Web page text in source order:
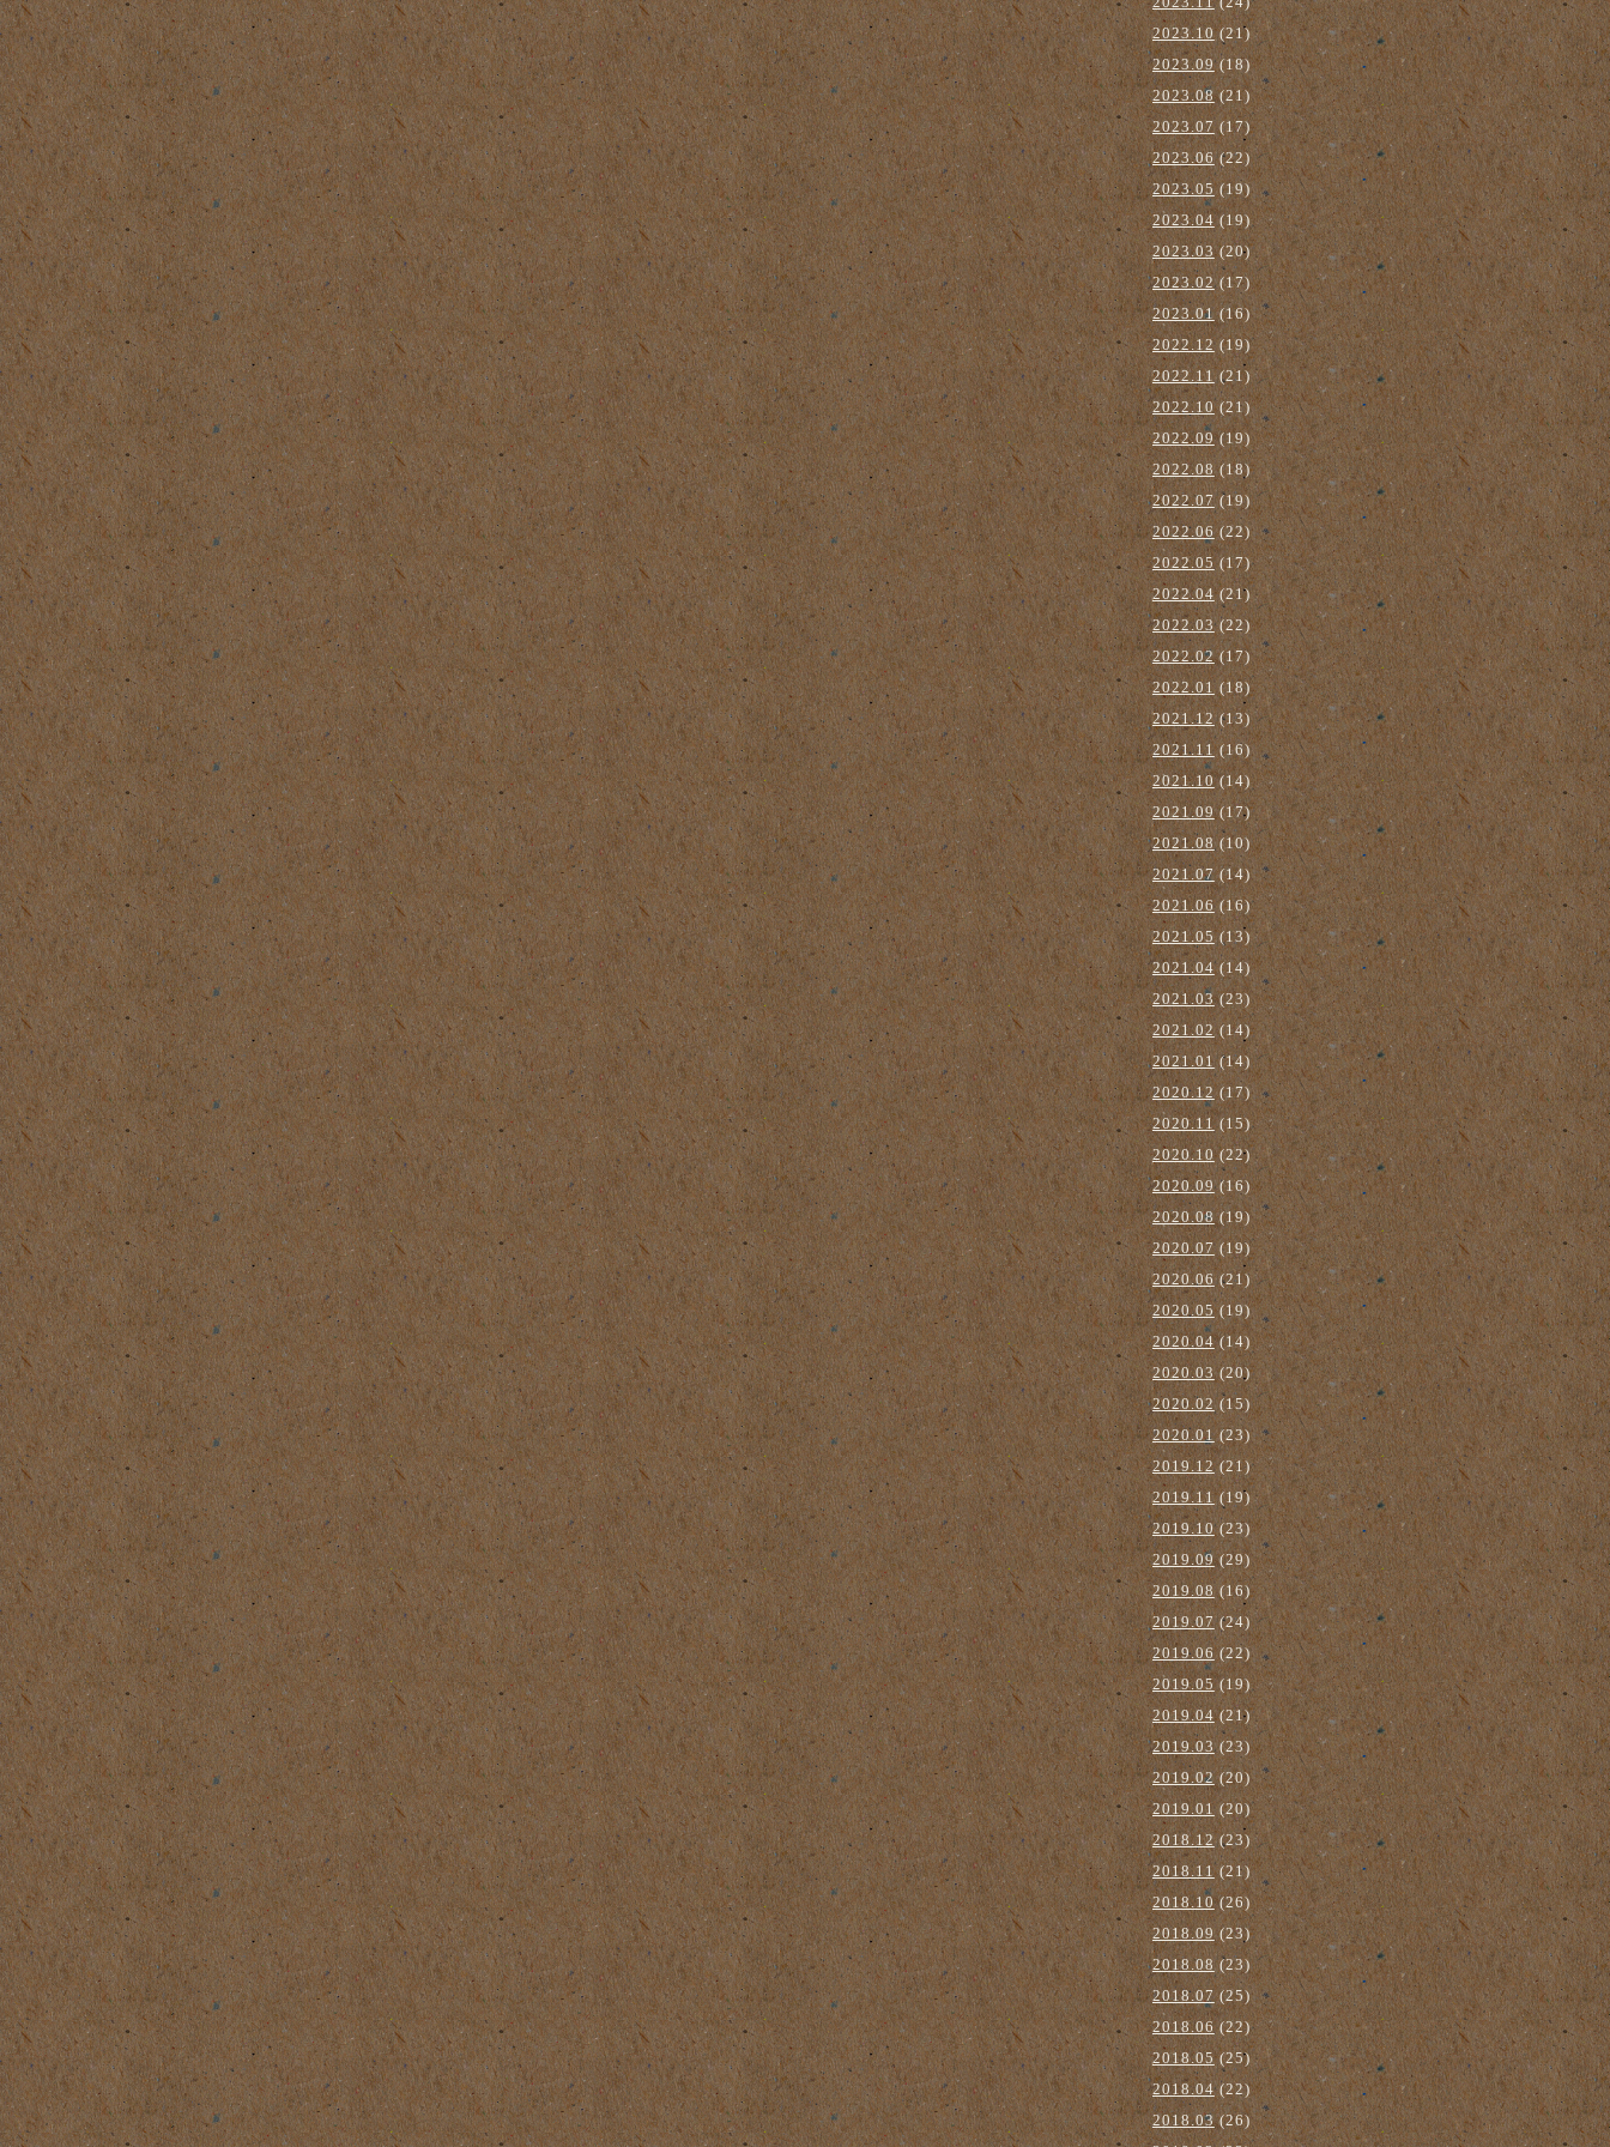
2023.10(21)
2023.09(18)
2023.08(21)
2023.07 (17)
2023.06(22)
2023.05(19)
2023.04(19)
2023.03(20)
2023.02(17)
2023.01 (16)
2022.12(19)
2022.11 (21)
2022.10(21)
2022.09(19)
2022.08(18)
2022.07(19)
2022.06(22)
2022.05 (17)
2022.04(21)
2022.03(22)
2022.02(17)
2022.01(18)
2021.12 (13)
2021.11(16)
2021.10(14)
2021.09(17)
2021.08(10)
2021.07 (14)
2021.06(16)
2021.05(13)
2021.04(14)
2021.03(23)
2021.02 (14)
2021.01 (14)
2020.12(17)
2020.11 (15)
2020.10(22)
2020.09(16)
2020.08 (19)
2020.07(19)
2020.06 (21)
2020.05(19)
2020.04(14)
2020.03(20)
2020.02(15)
2020.01 (23)
2019.12(21)
2019.11(19)
2019.10(23)
2019.09(29)
2019.08 (16)
2019.07 (24)
2019.06(22)
2019.05(19)
2019.04(21)
2019.03(23)
2019.02 (20)
2019.01(20)
2018.12 (23)
2018.11(21)
2018.10(26)
2018.09(23)
2018.08(23)
2018.07(25)
2018.06 (22)
2018.05(25)
2018.04(22)
2018.03(26)